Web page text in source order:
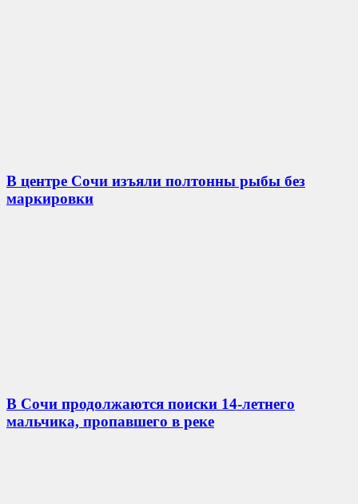
В центре Сочи изъяли полтонны рыбы без
маркировки
В Сочи продолжаются поиски 14-летнего
мальчика, пропавшего в реке